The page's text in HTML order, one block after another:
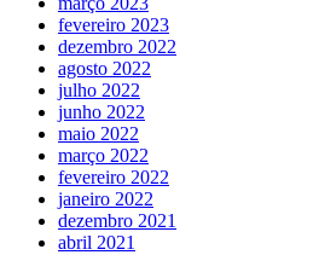
fevereiro 2023
dezembro 2022
agosto 2022
julho 2022
junho 2022
maio 2022
março 2022
fevereiro 2022
janeiro 2022
dezembro 2021
abril 2021